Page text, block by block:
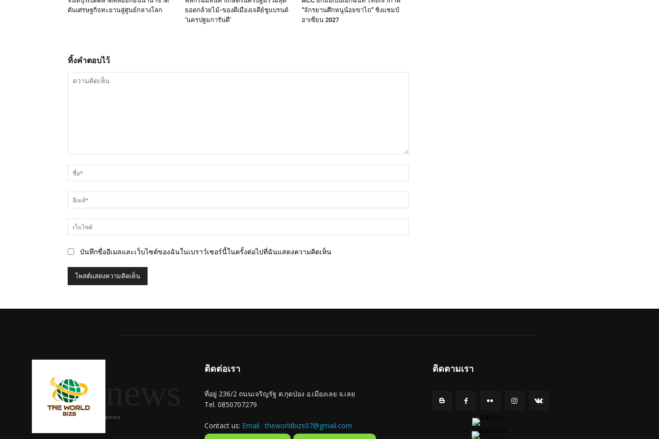
ดันเศรษฐกิจทะยานสู่ศูนย์กลางโลก
ยอดกล้วยไม้-ของดีเมืองเจดีย์ชูแบรนด์
‘นครปฐมการันตี’
“จักรยานศึกหนูน้อยขาไถ” ชิงแชมป์
อาเซียน 2027
ทิ้งคำตอบไว้
คิด
เห็น
บันทึกชื่ออีเมลและเว็บไซต์ของฉันในเบราว์เซอร์นี้ในครั้งต่อไปที่ฉันแสดงความคิดเห็น
news
ติดต่อเรา
ที่อยู่ 236/2 ถนนเจริญรัฐ ต.กุดป่อง อ.เมืองเลย จ.เลย
Tel. 0850707279
Contact us: Email : theworldbizs07@gmail.com
ติดตามเรา